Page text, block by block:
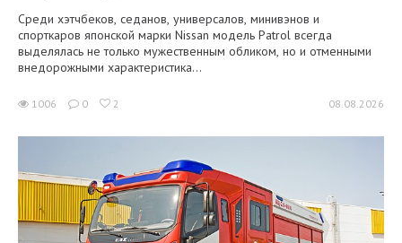
Среди хэтчбеков, седанов, универсалов, минивэнов и
спорткаров японской марки Nissan модель Patrol всегда
выделялась не только мужественным обликом, но и отменными
внедорожными характеристика...
1006 0 2 08.08.2026